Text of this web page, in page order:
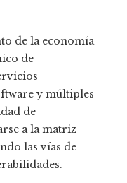
de la economía
de
y múltiples
de
a la matriz
las vías de